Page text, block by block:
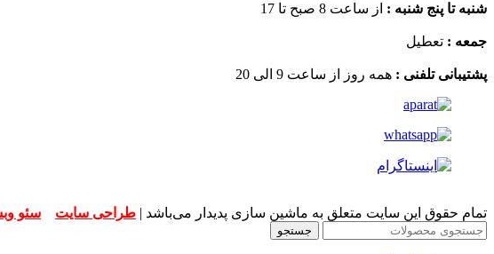
شنبه تا پنج شنبه : از ساعت 8 صبح تا 17
جمعه : تعطیل
پشتیبانی تلفنی : همه روز از ساعت 9 الی 20
تمام حقوق این سایت متعلق به ماشین سازی پدیدار می‌باشد | طراحی سایت سئو
جستجو